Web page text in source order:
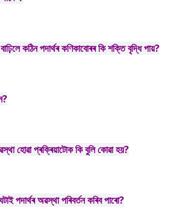
কঠিন পদাৰ্থৰ কণিকাবোৰৰ কি শক্তি বৃদ্ধি পায়?
হোৱা প্ৰক্ৰিয়াটোক কি বুলি কোৱা হয়?
পদাৰ্থৰ অৱস্থা পৰিবৰ্তন কৰিব পাৰো?